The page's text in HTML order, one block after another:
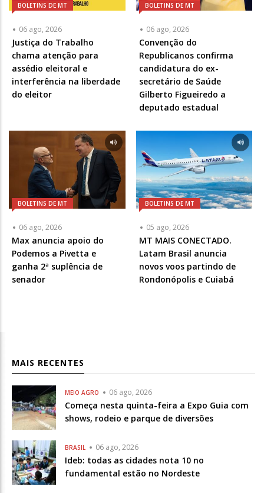
BOLETINS DE MT
06 ago, 2026
Justiça do Trabalho
chama atenção para
assédio eleitoral e
interferência na liberdade
do eleitor
BOLETINS DE MT
06 ago, 2026
Convenção do
Republicanos confirma
candidatura do ex-
secretário de Saúde
Gilberto Figueiredo a
deputado estadual
BOLETINS DE MT
06 ago, 2026
Max anuncia apoio do
Podemos a Pivetta e
ganha 2ª suplência de
senador
BOLETINS DE MT
05 ago, 2026
MT MAIS CONECTADO.
Latam Brasil anuncia
novos voos partindo de
Rondonópolis e Cuiabá
MAIS RECENTES
MEIO AGRO 06 ago, 2026
Começa nesta quinta-feira a Expo Guia com
shows, rodeio e parque de diversões
BRASIL 06 ago, 2026
Ideb: todas as cidades nota 10 no
fundamental estão no Nordeste